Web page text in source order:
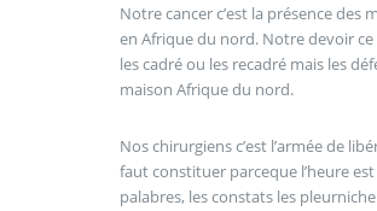
Notre cancer c’est la présence des
en Afrique du nord. Notre devoir ce
les cadré ou les recadré mais les
maison Afrique du nord.
Nos chirurgiens c’est l’armée de
faut constituer parceque l’heure
palabres, les constats les